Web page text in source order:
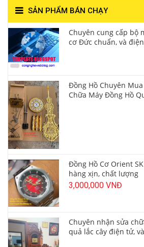
SẢN PHẨM BÁN CHẠY
Chuyên cung cấp bộ
cơ Đức chuẩn, và
Đồng Hồ Chuyên
Chữa Máy Đồng Hồ
Đồng Hồ Cơ Orient
hàng xịn, chất lượng
3,000,000 VNĐ
Chuyên nhận sửa
quả lắc cây điện tử, và